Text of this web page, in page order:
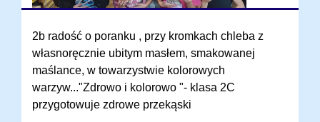
2b radość o poranku , przy kromkach chleba z
własnoręcznie ubitym masłem, smakowanej
maślance, w towarzystwie kolorowych
warzyw..."Zdrowo i kolorowo "- klasa 2C
przygotowuje zdrowe przekąski